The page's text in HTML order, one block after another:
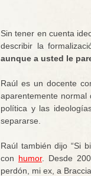
Sin tener en cuenta
describir la
aunque a usted le
Raúl es un docente
aparentemente
política y las
separarse.
Raúl también dijo “Si
con humor. Desde
perdón, mi ex, a